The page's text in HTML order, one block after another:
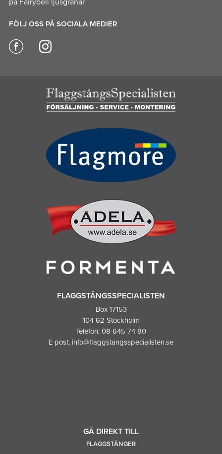
på Fairybell ljusgranar
FÖLJ OSS PÅ SOCIALA MEDIER
FLAGGSTÅNGSSPECIALISTEN
Box 17153
104 62 Stockholm
Telefon: 08-645 74 80
E-post: info@flaggstangsspecialisten.se
GÅ DIREKT TILL
FLAGGSTÄNGER